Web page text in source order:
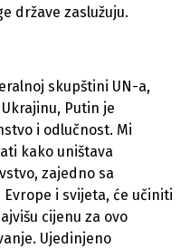
države zaslužuju.
skupštini UN-a,
Putin je
i odlučnost. Mi
kako uništava
zajedno sa
i svijeta, će učiniti
cijenu za ovo
Ujedinjeno